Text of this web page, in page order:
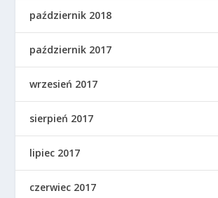
październik 2018
październik 2017
wrzesień 2017
sierpień 2017
lipiec 2017
czerwiec 2017